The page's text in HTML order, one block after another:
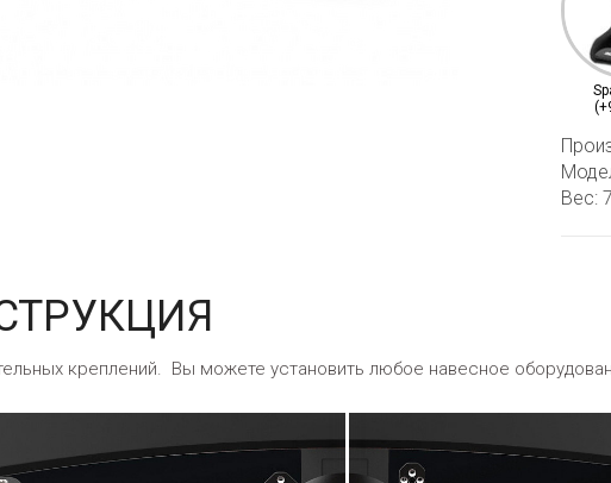
Вес:
креплений. Вы можете установить любое навесное